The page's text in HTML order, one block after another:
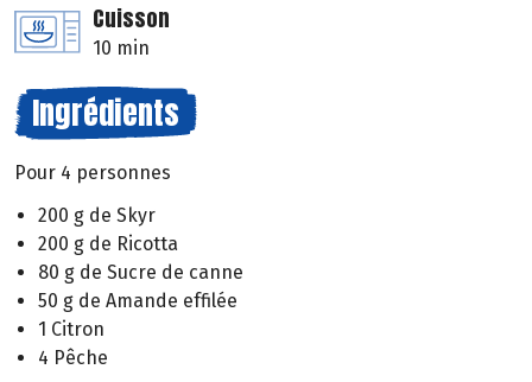
Cuisson
10 min
Ingrédients
Pour 4 personnes
200 g de Skyr
200 g de Ricotta
80 g de Sucre de canne
50 g de Amande effilée
1 Citron
4 Pêche